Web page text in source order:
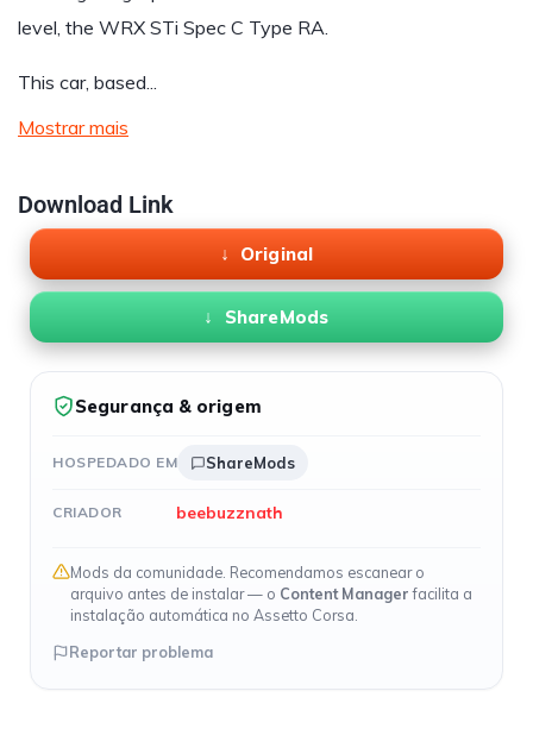
level, the WRX STi Spec C Type RA.
This car, based...
Mostrar mais
Download Link
Original
ShareMods
Segurança & origem
HOSPEDADO EM ShareMods
CRIADOR beebuzznath
Mods da comunidade. Recomendamos escanear o
arquivo antes de instalar — o Content Managerfacilita a
instalação automática no Assetto Corsa.
Reportar problema